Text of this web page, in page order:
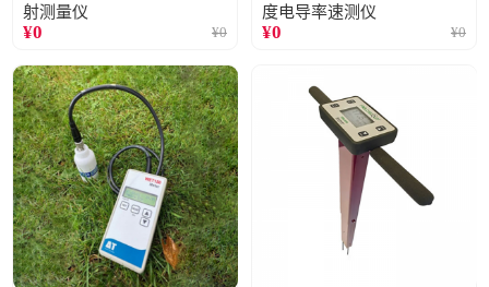
射测量仪
¥0 ¥0
度电导率速测仪
¥0 ¥0